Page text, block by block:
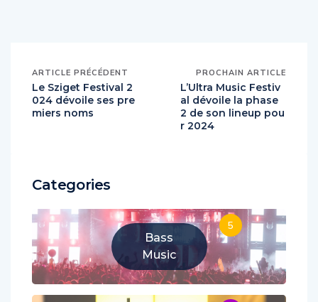
ARTICLE PRÉCÉDENT
Le Sziget Festival 2
024 dévoile ses pre
PROCHAIN ARTICLE
L’Ultra Music Festiv
al dévoile la phase
2 de son lineup pou
Bass
Music
5